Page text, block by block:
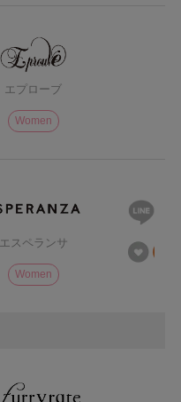
エプローブ
Women
エスペランサ
Women